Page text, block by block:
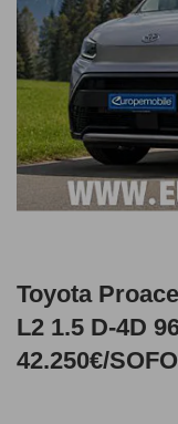
Toyota
L2 1.5 D-4D
42.250€/
LED/